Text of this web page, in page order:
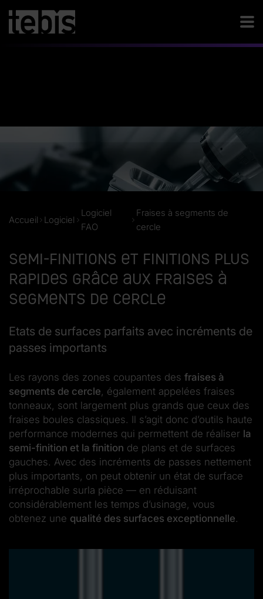
Accueil Logiciel
Logiciel
FAO
Fraises à segments de
cercle
Semi-finitions et finitions plus
rapides grâce aux fraises à
segments de cercle
Etats de surfaces parfaits avec incréments de
passes importants
Les rayons des zones coupantes des fraises à
segments de cercle, également appelées fraises
tonneaux, sont largement plus grands que ceux des
fraises boules classiques. Il s’agit donc d’outils haute
performance modernes qui permettent de réaliser la
semi-finition et la finition de plans et de surfaces
gauches. Avec des incréments de passes nettement
plus importants, on peut obtenir un état de surface
irréprochable surla pièce — en réduisant
considérablement les temps d’usinage, vous
obtenez une qualité des surfaces exceptionnelle.